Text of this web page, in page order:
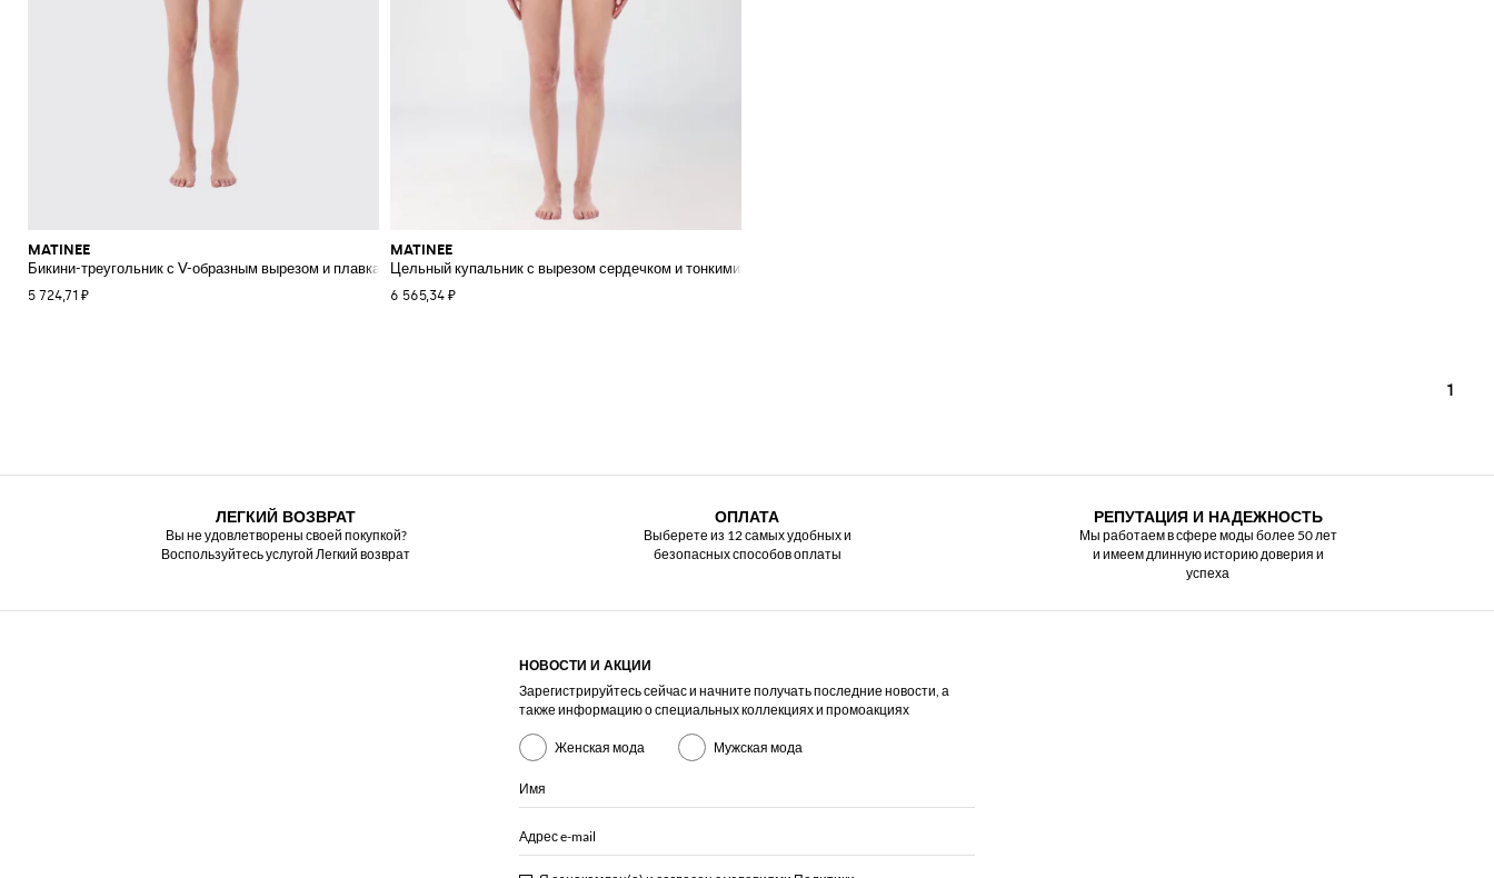
MATINEE
Бикини-треугольник с V-образным вырезом и плавками-бразильяна
5 724,71 ₽
MATINEE
Цельный купальник с вырезом сердечком и тонкими бретелями
6 565,34 ₽
1
ЛЕГКИЙ ВОЗВРАТ
Вы не удовлетворены своей покупкой?
Воспользуйтесь услугой Легкий возврат
ОПЛАТА
Выберете из 12 самых удобных и
безопасных способов оплаты
РЕПУТАЦИЯ И НАДЕЖНОСТЬ
Мы работаем в сфере моды более 50 лет
и имеем длинную историю доверия и
успеха
НОВОСТИ И АКЦИИ
Зарегистрируйтесь сейчас и начните получать последние новости, а
также информацию о специальных коллекциях и промоакциях
Женская мода Мужская мода
Имя
Адрес e-mail